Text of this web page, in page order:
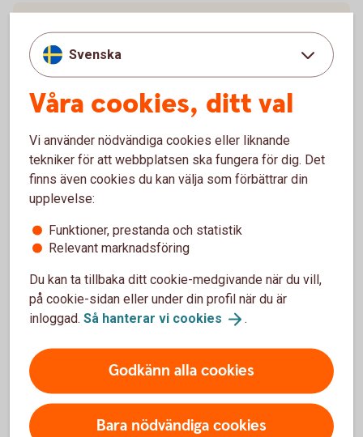
Kan jag använda mitt kort i en butik som inte är
ansluten till tjänsten?
surfplatta?
Mer information
MobiltBankID
Har du frågor om tjänsten är du alltid välkommen att
kontakta oss:
Hitta
Ring oss på 0771-22 11 22
Svenska
Våra cookies, ditt val
Vi använder nödvändiga cookies eller liknande
tekniker för att webbplatsen ska fungera för dig. Det
finns även cookies du kan välja som förbättrar din
upplevelse:
Funktioner, prestanda och statistik
Relevant marknadsföring
Du kan ta tillbaka ditt cookie-medgivande när du vill,
på cookie-sidan eller under din profil när du är
inloggad. Så hanterar vi cookies .
Godkänn alla cookies
Bara nödvändiga cookies